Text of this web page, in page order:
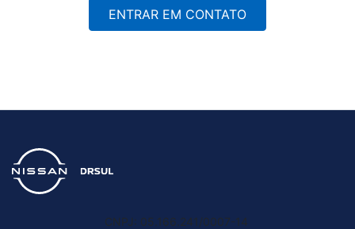
ENTRAR EM CONTATO
CNPJ: 05.166.241/0007-14